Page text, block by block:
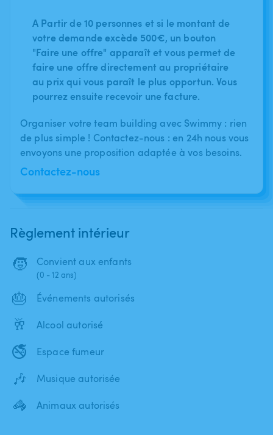
A Partir de 10 personnes et si le montant de
votre demande excède 500€, un bouton
"Faire une offre" apparaît et vous permet de
faire une offre directement au propriétaire
au prix qui vous paraît le plus opportun. Vous
pourrez ensuite recevoir une facture.
Organiser votre team building avec Swimmy : rien
de plus simple ! Contactez-nous : en 24h nous vous
envoyons une proposition adaptée à vos besoins.
Contactez-nous
Règlement intérieur
🧒 Convient aux enfants
(0 - 12 ans)
🎂 Événements autorisés
🥂 Alcool autorisé
🚭 Espace fumeur
🎶 Musique autorisée
🦓 Animaux autorisés